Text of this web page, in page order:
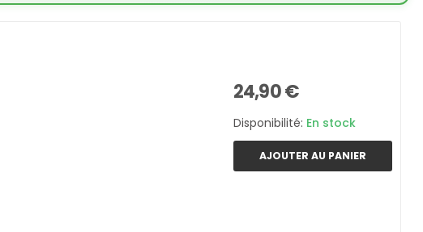
24,90 €
Disponibilité: En stock
AJOUTER AU PANIER